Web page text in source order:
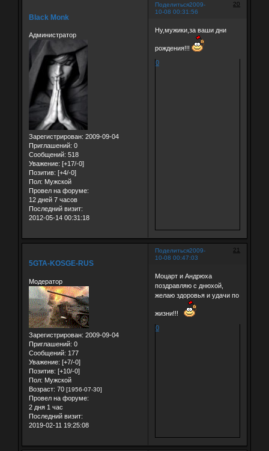
Поделиться 20
2009-
10-08 00:31:56
Black Monk
Администратор
Зарегистрирован: 2009-09-04
Приглашений: 0
Сообщений: 518
Уважение: [+17/-0]
Позитив: [+4/-0]
Пол: Мужской
Провел на форуме:
12 дней 7 часов
Последний визит:
2012-05-14 00:31:18
Ну,мужики,за ваши дни
рождения!!!
0
Поделиться 21
2009-
10-08 00:47:03
5GTA-KOSGE-RUS
Модератор
Зарегистрирован: 2009-09-04
Приглашений: 0
Сообщений: 177
Уважение: [+7/-0]
Позитив: [+10/-0]
Пол: Мужской
Возраст: 70 [1956-07-30]
Провел на форуме:
2 дня 1 час
Последний визит:
2019-02-11 19:25:08
Моцарт и Андрюха
поздравляю с днюхой,
желаю здоровья и удачи по
жизни!!!
0